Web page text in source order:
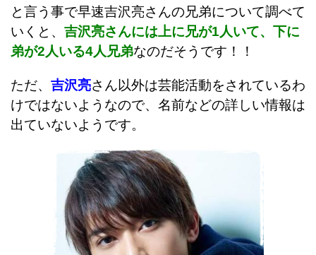
と言う事で早速吉沢亮さんの兄弟について調べて
いくと、 吉沢亮さんには上に兄が1人いて、下に
弟が2人いる4人兄弟なのだそうです！！
ただ、 吉沢亮さん以外は芸能活動をされているわ
けではないようなので、名前などの詳しい情報は
出ていないようです。